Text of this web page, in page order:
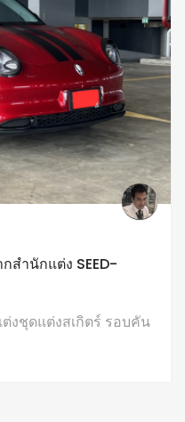
สำนักแต่ง SEED-
งชุดแต่งสเกิตร์ รอบคัน